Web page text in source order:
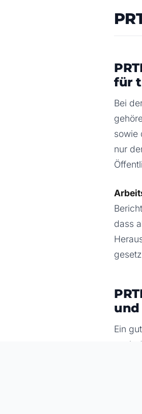
für
Bei
sowie
nur
dass
und
Ein
auch